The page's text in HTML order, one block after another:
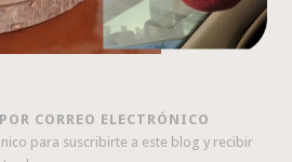
CORREO ELECTRÓNICO
para suscribirte a este blog y recibir